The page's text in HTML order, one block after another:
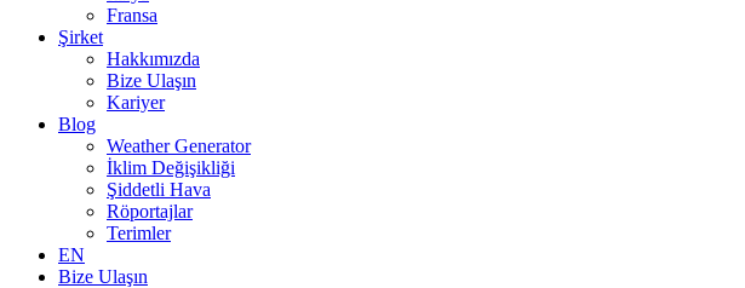
Fransa
Şirket
Hakkımızda
Bize Ulaşın
Kariyer
Blog
Weather Generator
İklim Değişikliği
Şiddetli Hava
Röportajlar
Terimler
EN
Bize Ulaşın